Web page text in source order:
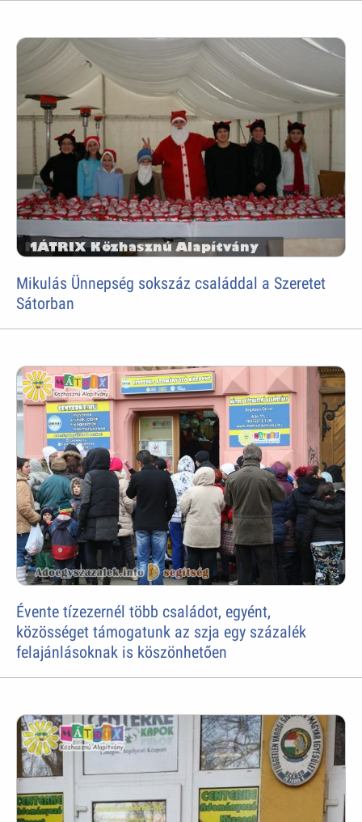
Mikulás Ünnepség sokszáz családdal a Szeretet
Sátorban
Évente tízezernél több családot, egyént,
közösséget támogatunk az szja egy százalék
felajánlásoknak is köszönhetően